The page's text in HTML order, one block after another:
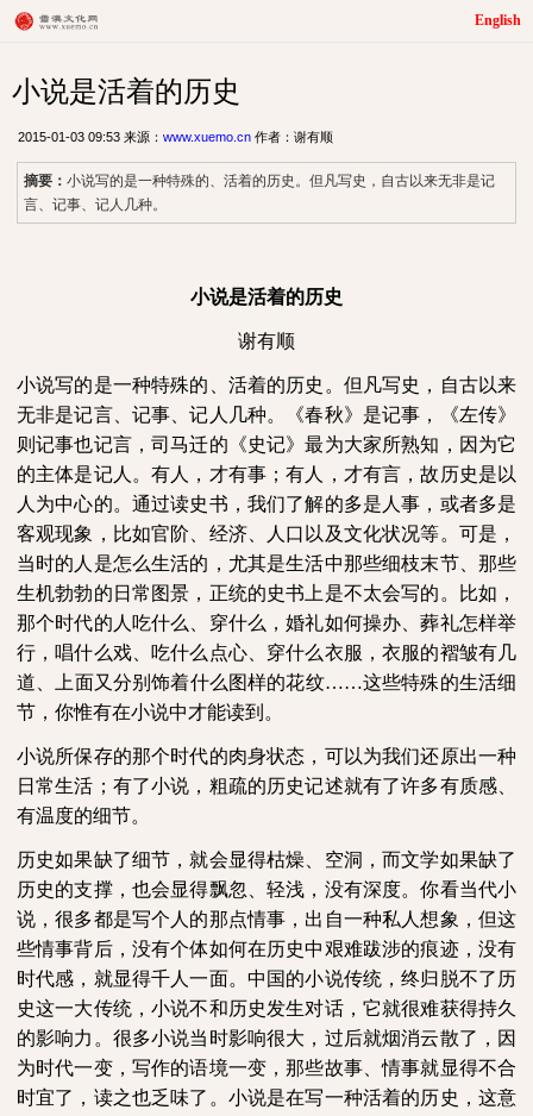
English
小说是活着的历史
2015-01-03 09:53 来源： www.xuemo.cn 作者：谢有顺
摘要： 小说写的是一种特殊的、活着的历史。但凡写史，自古以来无非是记
言、记事、记人几种。
小说是活着的历史
谢有顺
小说写的是一种特殊的、活着的历史。但凡写史，自古以来
无非是记言、记事、记人几种。《春秋》是记事，《左传》
则记事也记言，司马迁的《史记》最为大家所熟知，因为它
的主体是记人。有人，才有事；有人，才有言，故历史是以
人为中心的。通过读史书，我们了解的多是人事，或者多是
客观现象，比如官阶、经济、人口以及文化状况等。可是，
当时的人是怎么生活的，尤其是生活中那些细枝末节、那些
生机勃勃的日常图景，正统的史书上是不太会写的。比如，
那个时代的人吃什么、穿什么，婚礼如何操办、葬礼怎样举
行，唱什么戏、吃什么点心、穿什么衣服，衣服的褶皱有几
道、上面又分别饰着什么图样的花纹……这些特殊的生活细
节，你惟有在小说中才能读到。
小说所保存的那个时代的肉身状态，可以为我们还原出一种
日常生活；有了小说，粗疏的历史记述就有了许多有质感、
有温度的细节。
历史如果缺了细节，就会显得枯燥、空洞，而文学如果缺了
历史的支撑，也会显得飘忽、轻浅，没有深度。你看当代小
说，很多都是写个人的那点情事，出自一种私人想象，但这
些情事背后，没有个体如何在历史中艰难跋涉的痕迹，没有
时代感，就显得千人一面。中国的小说传统，终归脱不了历
史这一大传统，小说不和历史发生对话，它就很难获得持久
的影响力。很多小说当时影响很大，过后就烟消云散了，因
为时代一变，写作的语境一变，那些故事、情事就显得不合
时宜了，读之也乏味了。小说是在写一种活着的历史，这意